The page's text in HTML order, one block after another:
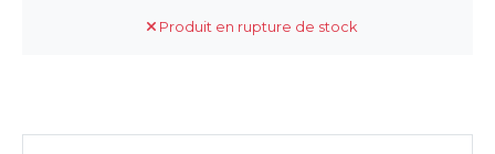
Produit en rupture de stock